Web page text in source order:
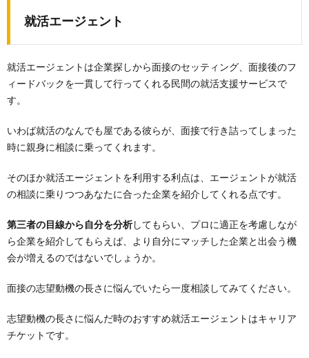
就活エージェント
就活エージェントは企業探しから面接のセッティング、面接後のフ
ィードバックを一貫して行ってくれる民間の就活支援サービスで
す。
いわば就活のなんでも屋である彼らが、面接で行き詰ってしまった
時に親身に相談に乗ってくれます。
そのほか就活エージェントを利用する利点は、エージェントが就活
の相談に乗りつつあなたに合った企業を紹介してくれる点です。
第三者の目線から自分を分析してもらい、プロに適正を考慮しなが
ら企業を紹介してもらえば、より自分にマッチした企業と出会う機
会が増えるのではないでしょうか。
面接の志望動機の長さに悩んでいたら一度相談してみてください。
志望動機の長さに悩んだ時のおすすめ就活エージェントはキャリア
チケットです。